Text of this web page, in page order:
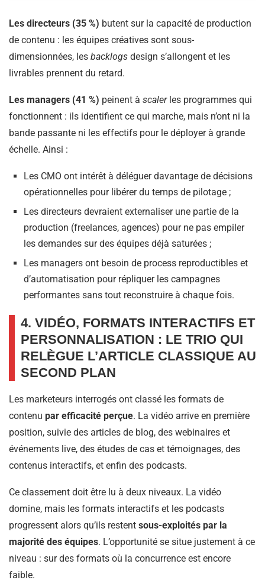
Les directeurs (35 %) butent sur la capacité de production
de contenu : les équipes créatives sont sous-
dimensionnées, les backlogs design s’allongent et les
livrables prennent du retard.
Les managers (41 %) peinent à scalerles programmes qui
fonctionnent : ils identifient ce qui marche, mais n’ont ni la
bande passante ni les effectifs pour le déployer à grande
échelle. Ainsi :
Les CMO ont intérêt à déléguer davantage de décisions
opérationnelles pour libérer du temps de pilotage ;
Les directeurs devraient externaliser une partie de la
production (freelances, agences) pour ne pas empiler
les demandes sur des équipes déjà saturées ;
Les managers ont besoin de process reproductibles et
d’automatisation pour répliquer les campagnes
performantes sans tout reconstruire à chaque fois.
4. VIDÉO, FORMATS INTERACTIFS ET
PERSONNALISATION : LE TRIO QUI
RELÈGUE L’ARTICLE CLASSIQUE AU
SECOND PLAN
Les marketeurs interrogés ont classé les formats de
contenu par efficacité perçue. La vidéo arrive en première
position, suivie des articles de blog, des webinaires et
événements live, des études de cas et témoignages, des
contenus interactifs, et enfin des podcasts.
Ce classement doit être lu à deux niveaux. La vidéo
domine, mais les formats interactifs et les podcasts
progressent alors qu’ils restent sous-exploités par la
majorité des équipes. L’opportunité se situe justement à ce
niveau : sur des formats où la concurrence est encore
faible.